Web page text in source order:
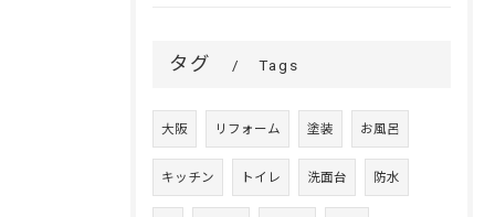
タグ Tags
大阪 リフォーム 塗装 お風呂
キッチン トイレ 洗面台 防水